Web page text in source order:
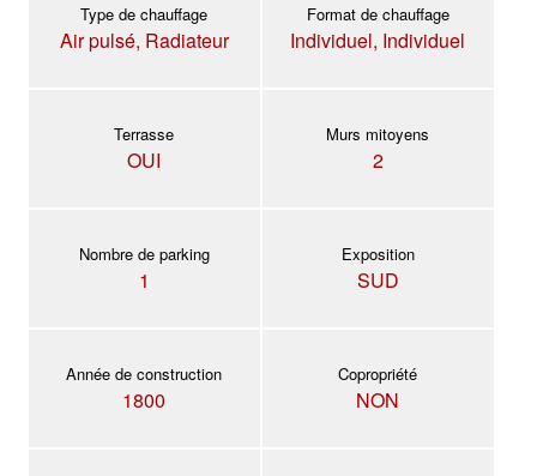
Type de chauffage
Air pulsé, Radiateur
Format de chauffage
Individuel, Individuel
Terrasse
OUI
Murs mitoyens
2
Nombre de parking
1
Exposition
SUD
Année de construction
1800
Copropriété
NON